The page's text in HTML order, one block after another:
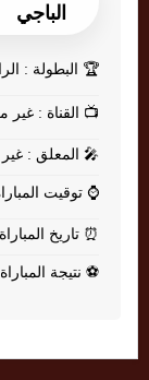
الباجي
🏆 البطولة :
📺 القناة :
🎤 المعلق :
⌚ توقيت
⏰ تاريخ المباراة : 5 نوفمبر
⚽ نتيجة المباراة :